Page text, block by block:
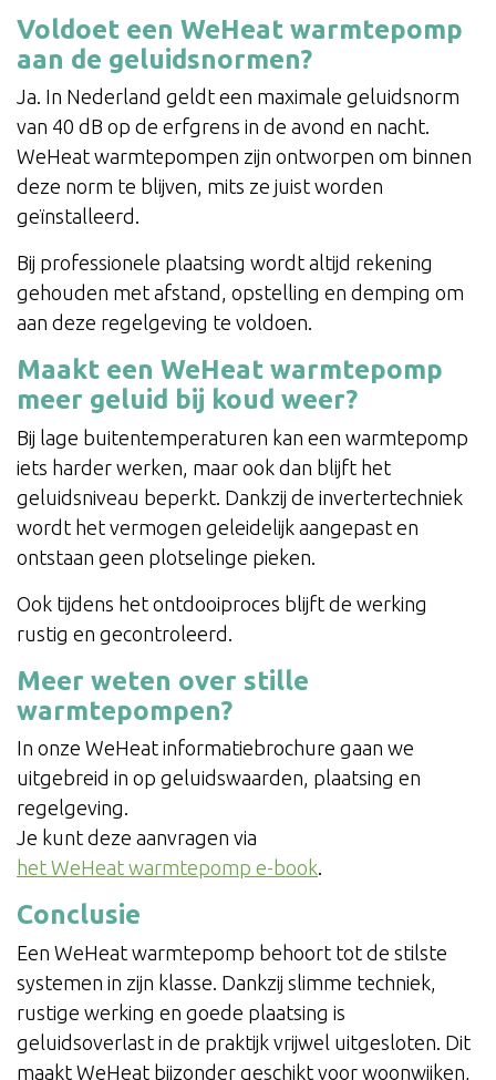
Voldoet een WeHeat warmtepomp
aan de geluidsnormen?
Ja. In Nederland geldt een maximale geluidsnorm
van 40 dB op de erfgrens in de avond en nacht.
WeHeat warmtepompen zijn ontworpen om binnen
deze norm te blijven, mits ze juist worden
geïnstalleerd.
Bij professionele plaatsing wordt altijd rekening
gehouden met afstand, opstelling en demping om
aan deze regelgeving te voldoen.
Maakt een WeHeat warmtepomp
meer geluid bij koud weer?
Bij lage buitentemperaturen kan een warmtepomp
iets harder werken, maar ook dan blijft het
geluidsniveau beperkt. Dankzij de invertertechniek
wordt het vermogen geleidelijk aangepast en
ontstaan geen plotselinge pieken.
Ook tijdens het ontdooiproces blijft de werking
rustig en gecontroleerd.
Meer weten over stille
warmtepompen?
In onze WeHeat informatiebrochure gaan we
uitgebreid in op geluidswaarden, plaatsing en
regelgeving.
Je kunt deze aanvragen via
het WeHeat warmtepomp e-book.
Conclusie
Een WeHeat warmtepomp behoort tot de stilste
systemen in zijn klasse. Dankzij slimme techniek,
rustige werking en goede plaatsing is
geluidsoverlast in de praktijk vrijwel uitgesloten. Dit
maakt WeHeat bijzonder geschikt voor woonwijken,